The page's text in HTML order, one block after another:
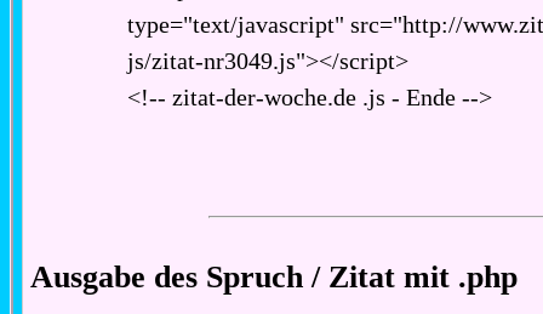
type="text/javascript" src="http://
js/zitat-nr3049.js"></script>
<!-- zitat-der-woche.de .js - Ende -->
Ausgabe des Spruch / Zitat mit .php